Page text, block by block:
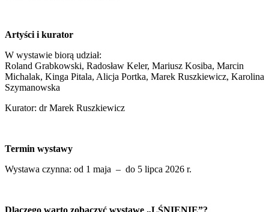
Artyści i kurator
W wystawie biorą udział:
Roland Grabkowski, Radosław Keler, Mariusz Kosiba, Marcin
Michalak, Kinga Pitala, Alicja Portka, Marek Ruszkiewicz, Karolina
Szymanowska
Kurator: dr Marek Ruszkiewicz
Termin wystawy
Wystawa czynna: od 1 maja – do 5 lipca 2026 r.
Dlaczego warto zobaczyć wystawę „LŚNIENIE”?